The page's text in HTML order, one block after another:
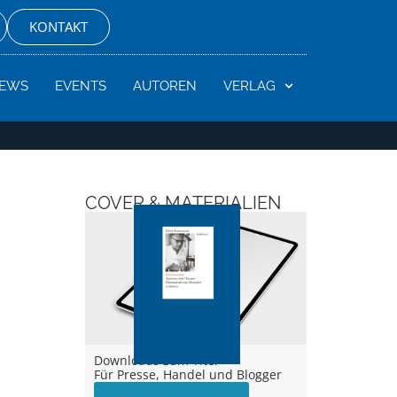
KONTAKT
EVENTS AUTOREN VERLAG
COVER & MATERIALIEN
Downloads zum Titel –
Für Presse, Handel und Blogger